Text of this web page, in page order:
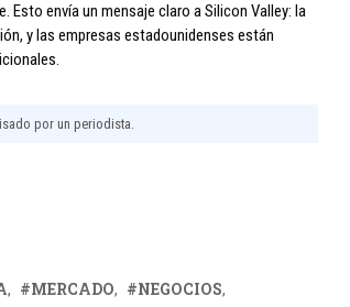
Esto envía un mensaje claro a Silicon Valley: la
y las empresas estadounidenses están
por un periodista.
MERCADO
NEGOCIOS